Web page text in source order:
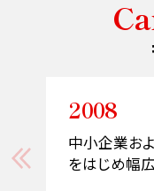
2008
中小企業お
をはじめ幅